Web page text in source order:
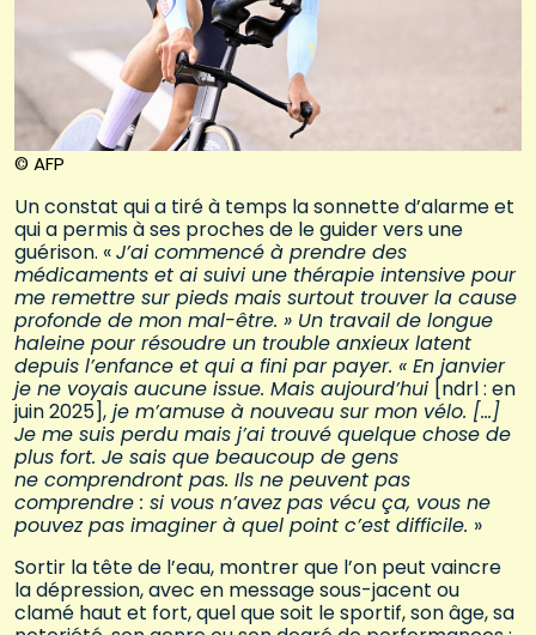
© AFP
Un constat qui a tiré à temps la sonnette d’alarme et
qui a permis à ses proches de le guider vers une
guérison. «J’ai commencé à prendre des
médicaments et ai suivi une thérapie intensive pour
me remettre sur pieds mais surtout trouver la cause
profonde de mon mal-être. » Un travail de longue
haleine pour résoudre un trouble anxieux latent
depuis l’enfance et qui a fini par payer. « En janvier
je ne voyais aucune issue. Mais aujourd’hui [ndrl : en
juin 2025], je m’amuse à nouveau sur mon vélo. […]
Je me suis perdu mais j’ai trouvé quelque chose de
plus fort. Je sais que beaucoup de gens
ne comprendront pas. Ils ne peuvent pas
comprendre : si vous n’avez pas vécu ça, vous ne
pouvez pas imaginer à quel point c’est difficile. »
Sortir la tête de l’eau, montrer que l’on peut vaincre
la dépression, avec en message sous-jacent ou
clamé haut et fort, quel que soit le sportif, son âge, sa